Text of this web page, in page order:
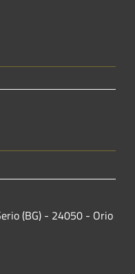
(BG) - 24050 - Orio